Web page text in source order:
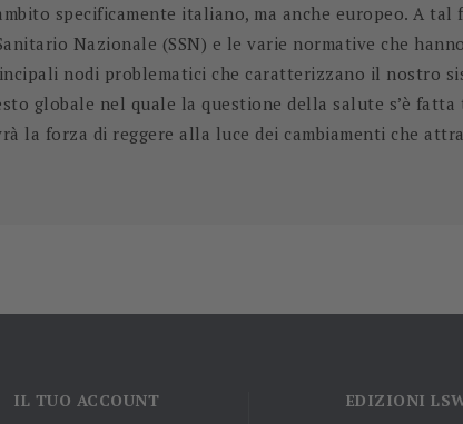
specificamente italiano, ma anche europeo. A
Nazionale (SSN) e le varie normative che
nodi problematici che caratterizzano il nostro
globale nel quale la questione della salute s’è fatta
la forza di reggere alla luce dei cambiamenti che
IL TUO ACCOUNT EDIZIONI